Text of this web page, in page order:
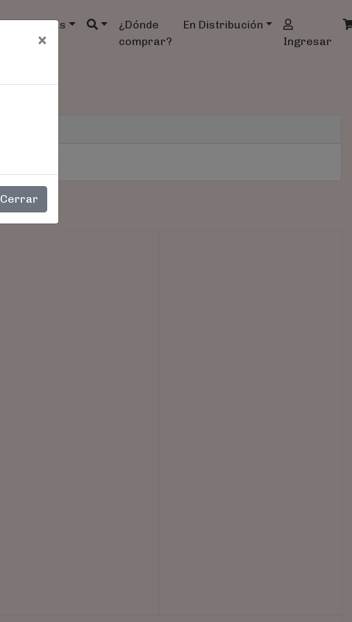
Agendas
¿Dónde
comprar?
En Distribución
Ingresar
×
Cerrar